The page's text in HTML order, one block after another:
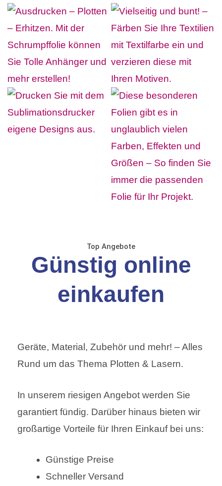
Top Angebote
Günstig online
einkaufen
Geräte, Material, Zubehör und mehr! – Alles
Rund um das Thema Plotten & Lasern.
In unserem riesigen Angebot werden Sie
garantiert fündig. Darüber hinaus bieten wir
großartige Vorteile für Ihren Einkauf bei uns:
Günstige Preise
Schneller Versand